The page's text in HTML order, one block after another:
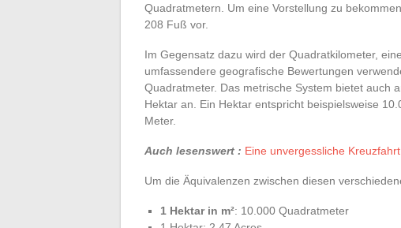
Quadratmetern. Um eine Vorstellung zu
208 Fuß vor.
Im Gegensatz dazu wird der Quadratkilometer,
umfassendere geografische Bewertungen
Quadratmeter. Das metrische System bietet auch
Hektar an. Ein Hektar entspricht beispielsweise
Meter.
Auch lesenswert : Eine unvergessliche
Um die Äquivalenzen zwischen diesen
1 Hektar in m²: 10.000 Quadratmeter